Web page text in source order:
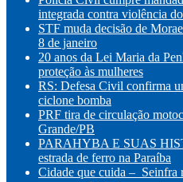
integrada contra violência
STF muda decisão de
8 de janeiro
20 anos da Lei Maria da
proteção às mulheres
RS: Defesa Civil confirma
ciclone bomba
PRF tira de circulação
Grande/PB
PARAHYBA E SUAS
estrada de ferro na Paraíba
Cidade que cuida – Seinfra